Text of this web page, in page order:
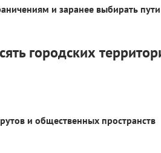
и заранее выбирать
городских
и общественных пространств